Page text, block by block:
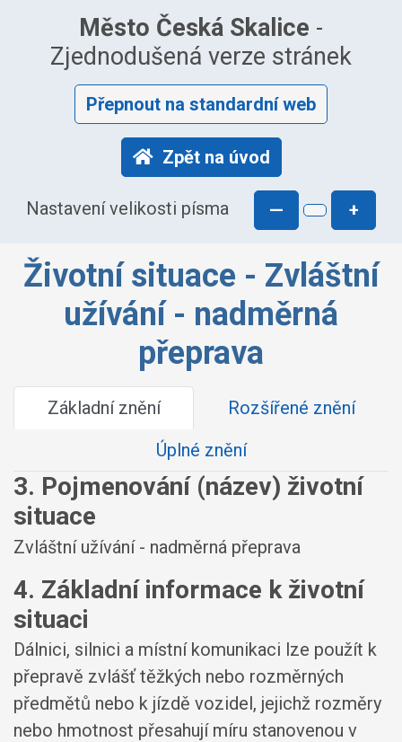
Město Česká Skalice -
Zjednodušená verze stránek
Přepnout na standardní web
Zpět na úvod
Nastavení velikosti písma — +
Životní situace - Zvláštní
užívání - nadměrná
přeprava
Základní znění
Rozšířené znění
Úplné znění
3. Pojmenování (název) životní
situace
Zvláštní užívání - nadměrná přeprava
4. Základní informace k životní
situaci
Dálnici, silnici a místní komunikaci lze použít k
přepravě zvlášť těžkých nebo rozměrných
předmětů nebo k jízdě vozidel, jejichž rozměry
nebo hmotnost přesahují míru stanovenou v